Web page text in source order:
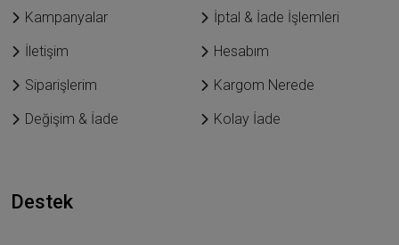
Kampanyalar
İptal & İade İşlemleri
İletişim
Hesabım
Siparişlerim
Kargom Nerede
Değişim & İade
Kolay İade
Destek